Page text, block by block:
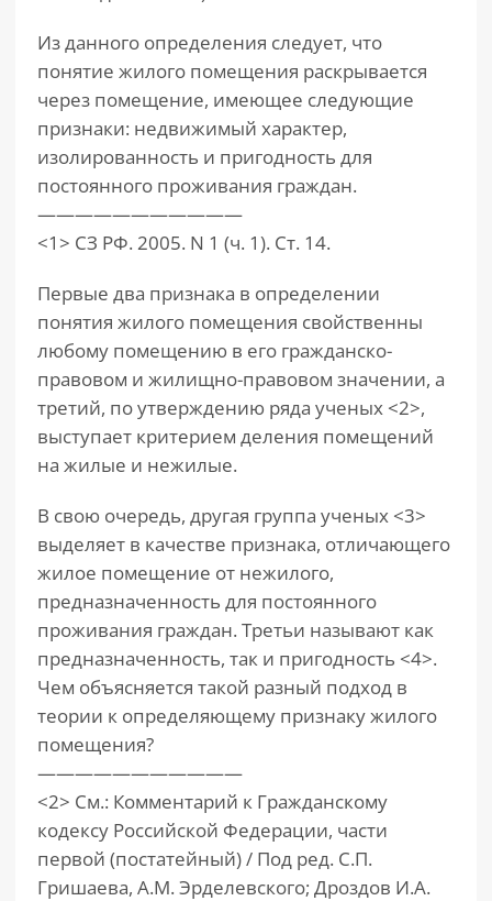
Из данного определения следует, что
понятие жилого помещения раскрывается
через помещение, имеющее следующие
признаки: недвижимый характер,
изолированность и пригодность для
постоянного проживания граждан.
———————————
<1> СЗ РФ. 2005. N 1 (ч. 1). Ст. 14.
Первые два признака в определении
понятия жилого помещения свойственны
любому помещению в его гражданско-
правовом и жилищно-правовом значении, а
третий, по утверждению ряда ученых <2>,
выступает критерием деления помещений
на жилые и нежилые.
В свою очередь, другая группа ученых <3>
выделяет в качестве признака, отличающего
жилое помещение от нежилого,
предназначенность для постоянного
проживания граждан. Третьи называют как
предназначенность, так и пригодность <4>.
Чем объясняется такой разный подход в
теории к определяющему признаку жилого
помещения?
———————————
<2> См.: Комментарий к Гражданскому
кодексу Российской Федерации, части
первой (постатейный) / Под ред. С.П.
Гришаева, А.М. Эрделевского; Дроздов И.А.